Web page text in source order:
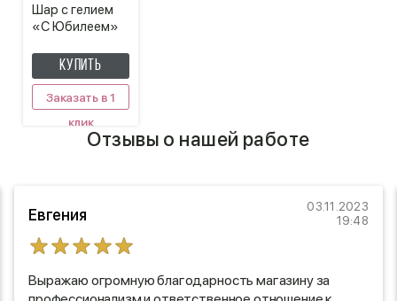
Шар с гелием
«С Юбилеем»
КУПИТЬ
Заказать в 1
клик
Отзывы о нашей работе
Евгения
03.11.2023
19:48
Выражаю огромную благодарность магазину за